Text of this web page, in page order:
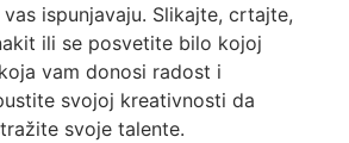
ispunjavaju. Slikajte, crtajte,
ili se posvetite bilo kojoj
vam donosi radost i
svojoj kreativnosti da
svoje talente.